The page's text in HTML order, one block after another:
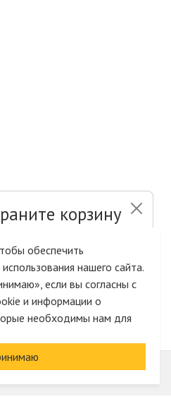
корзину
авторизация на сайте
обеспечить
нашего сайта.
если вы согласны с
и информации о
необходимы нам для